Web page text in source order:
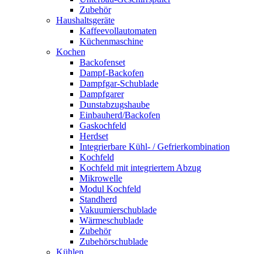
Zubehör
Haushaltsgeräte
Kaffeevollautomaten
Küchenmaschine
Kochen
Backofenset
Dampf-Backofen
Dampfgar-Schublade
Dampfgarer
Dunstabzugshaube
Einbauherd/Backofen
Gaskochfeld
Herdset
Integrierbare Kühl- / Gefrierkombination
Kochfeld
Kochfeld mit integriertem Abzug
Mikrowelle
Modul Kochfeld
Standherd
Vakuumierschublade
Wärmeschublade
Zubehör
Zubehörschublade
Kühlen